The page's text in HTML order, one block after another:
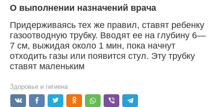
О выполнении назначений врача
Придерживаясь тех же правил, ставят ребенку
газо­отводную трубку. Вводят ее на глубину 6—
7 см, выжи­дая около 1 мин, пока начнут
отходить газы или появится стул. Эту трубку
ставят маленьким
Здоровье и гигиена